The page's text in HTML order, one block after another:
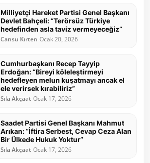
Milliyetçi Hareket Partisi Genel Başkanı
Devlet Bahçeli: “Terörsüz Türkiye
hedefinden asla taviz vermeyeceğiz”
Cansu Kırten Ocak 20, 2026
Cumhurbaşkanı Recep Tayyip
Erdoğan: “Bireyi köleleştirmeyi
hedefleyen melun kuşatmayı ancak el
ele verirsek kırabiliriz”
Sıla Akçaat Ocak 17, 2026
Saadet Partisi Genel Başkanı Mahmut
Arıkan: “İftira Serbest, Cevap Ceza Alan
Bir Ülkede Hukuk Yoktur”
Sıla Akçaat Ocak 17, 2026